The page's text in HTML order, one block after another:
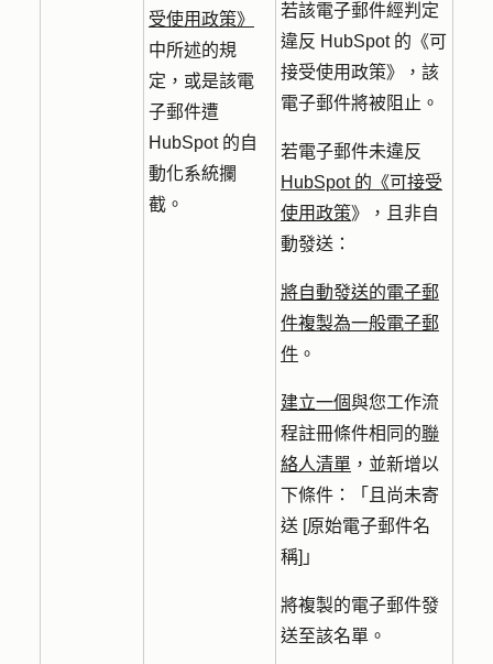
受使用政策》
中所述的規
定，或是該電
子郵件遭
HubSpot 的自
動化系統攔
截。
若該電子郵件經判定
違反 HubSpot 的《可
接受使用政策》，該
電子郵件將被阻止。
若電子郵件未違反
HubSpot 的《可接受
使用政策》，且非自
動發送：
將自動發送的電子郵
件複製為一般電子郵
件 。
建立一個與您工作流
程註冊條件相同的聯
絡人清單 ，並新增以
下條件：「且尚未寄
送 [原始電子郵件名
稱]」
將複製的電子郵件發
送至該名單。